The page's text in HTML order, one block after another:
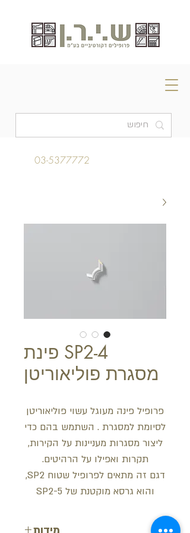
03-5377772
SP2-4 פינת
מסגרת פוליאוריטן
פרופיל פינה מעוגל עשוי פוליאוריטן
לסיומת למסגרת . השתמש בהם כדי
ליצור מסגרות מעניינות על הקירות,
תקרות ואפילו על הרהיטים.
דגם זה מתאים לפרופיל שטוח SP2,
והוא גרסא מוקטנת של SP2-5